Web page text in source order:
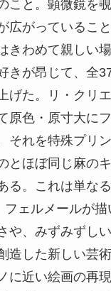
こと。顕微鏡を
広がっているこ
きわめて親しい場
きが昂じて、全
げた。リ・クリ
原色・原寸大に
それを特殊プリ
とほぼ同じ麻の
る。これは単な
フェルメールが
や、みずみずし
造した新しい芸
に近い絵画の再